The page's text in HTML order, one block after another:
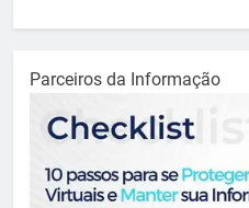
Parceiros da Informação